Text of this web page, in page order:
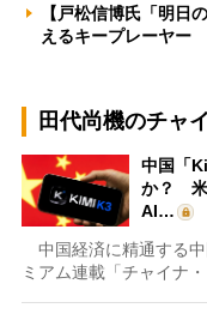
【戸松信博氏「明日
えるキープレーヤ
田代尚機のチャ
中国「
か？ 米
AI…
中国経済に精通する
ミアム連載「チャイナ